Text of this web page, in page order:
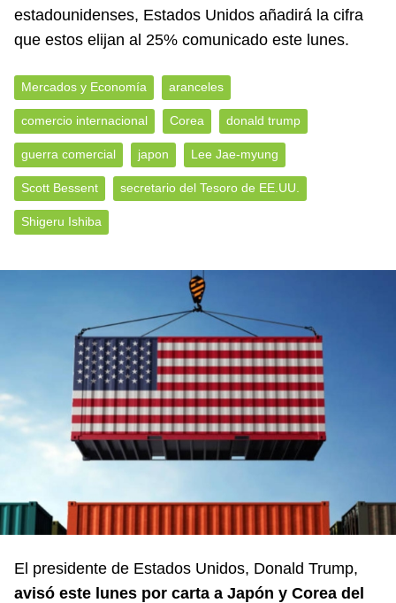
estadounidenses, Estados Unidos añadirá la cifra
que estos elijan al 25% comunicado este lunes.
Mercados y Economía aranceles
comercio internacional Corea donald trump
guerra comercial japon Lee Jae-myung
Scott Bessent secretario del Tesoro de EE.UU.
Shigeru Ishiba
El presidente de Estados Unidos, Donald Trump,
avisó este lunes por carta a Japón y Corea del